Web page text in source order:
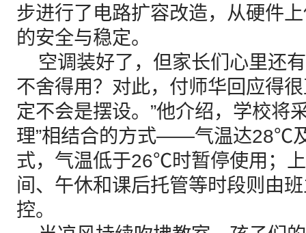
步进行了电路扩容改造，从硬件
的安全与稳定。
空调装好了，但家长们心里还
不舍得用？对此，付师华回应得
定不会是摆设。”他介绍，学校将
理”相结合的方式——气温达28℃
式，气温低于26℃时暂停使用；
间、午休和课后托管等时段则由
控。